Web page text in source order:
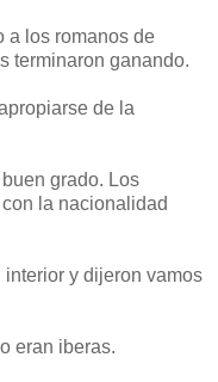
a los romanos de
terminaron ganando.
de la
grado. Los
la nacionalidad
y dijeron vamos
eran iberas.